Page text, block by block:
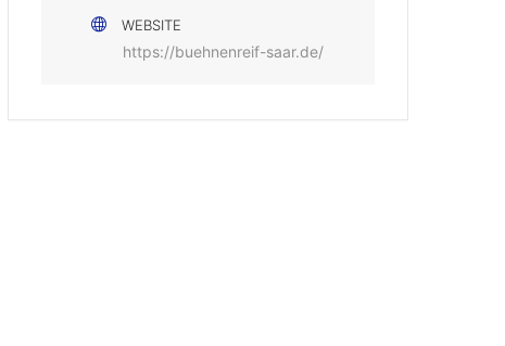
WEBSITE
https://buehnenreif-saar.de/